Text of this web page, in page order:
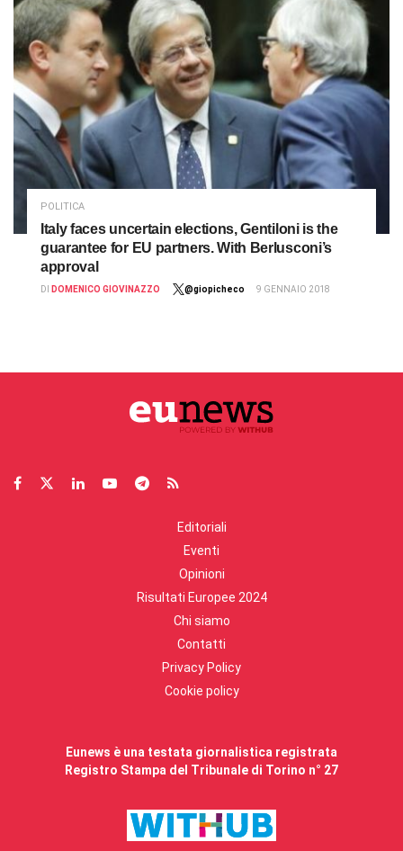
POLITICA
Italy faces uncertain elections, Gentiloni is the
guarantee for EU partners. With Berlusconi’s
approval
DI DOMENICO GIOVINAZZO @giopicheco 9 GENNAIO 2018
Editoriali
Eventi
Opinioni
Risultati Europee 2024
Chi siamo
Contatti
Privacy Policy
Cookie policy
Eunews è una testata giornalistica registrata
Registro Stampa del Tribunale di Torino n° 27